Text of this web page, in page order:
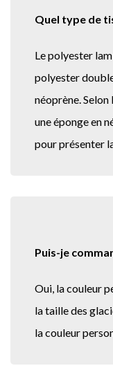
Quel type de
Le polyester
polyester
néoprène.
une éponge en
pour présenter
Puis-je
Oui, la couleur
la taille des
la couleur